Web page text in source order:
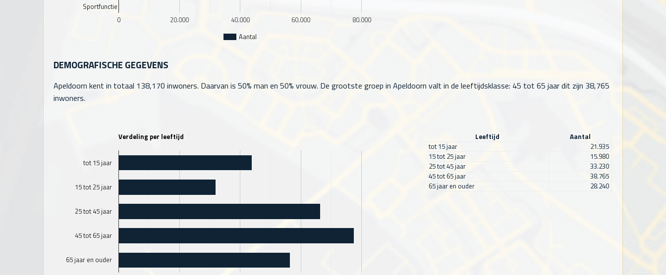
Aantal
0 20.000 40.000 60.000 80.000
Sportfunctie
DEMOGRAFISCHE GEGEVENS
Apeldoorn kent in totaal 138,170 inwoners. Daarvan is 50% man en 50% vrouw. De grootste groep in Apeldoorn valt in de leeftijdsklasse: 45 tot 65 jaar dit zijn 38,765
inwoners.
Verdeling per leeftijd
tot 15 jaar
15 tot 25 jaar
25 tot 45 jaar
45 tot 65 jaar
65 jaar en ouder
Leeftijd
Aantal
tot 15 jaar
21.935
15 tot 25 jaar
15.980
25 tot 45 jaar
33.230
45 tot 65 jaar
38.765
65 jaar en ouder
28.240